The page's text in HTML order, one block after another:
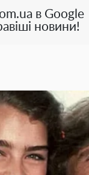
в Google
новини!